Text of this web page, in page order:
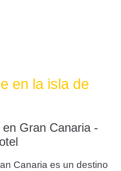
en la isla de
Gran Canaria -
Canaria es un destino